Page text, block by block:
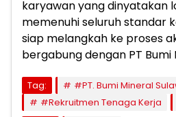
karyawan yang dinyatakan
memenuhi seluruh standar
siap melangkah ke proses
bergabung dengan PT Bumi
Tag:
#PT. Bumi Mineral
#Rekruitmen Tenaga Kerja